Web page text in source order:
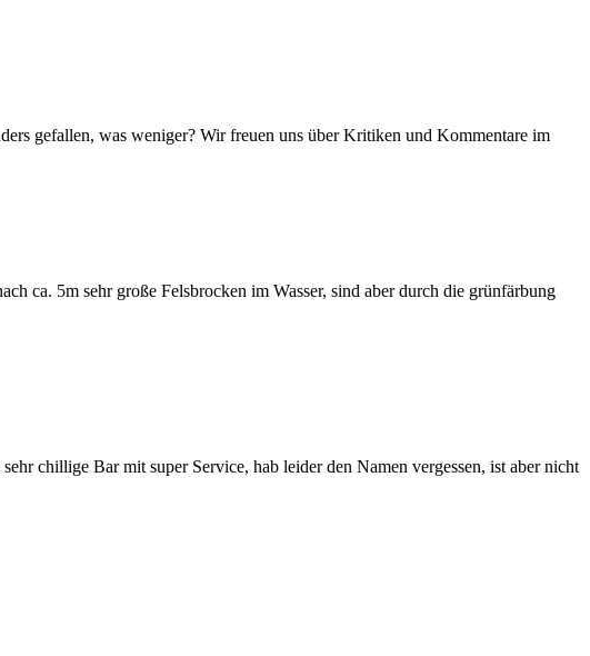
gefallen, was weniger? Wir freuen uns über Kritiken und Kommentare im
ca. 5m sehr große Felsbrocken im Wasser, sind aber durch die grünfärbung
chillige Bar mit super Service, hab leider den Namen vergessen, ist aber nicht